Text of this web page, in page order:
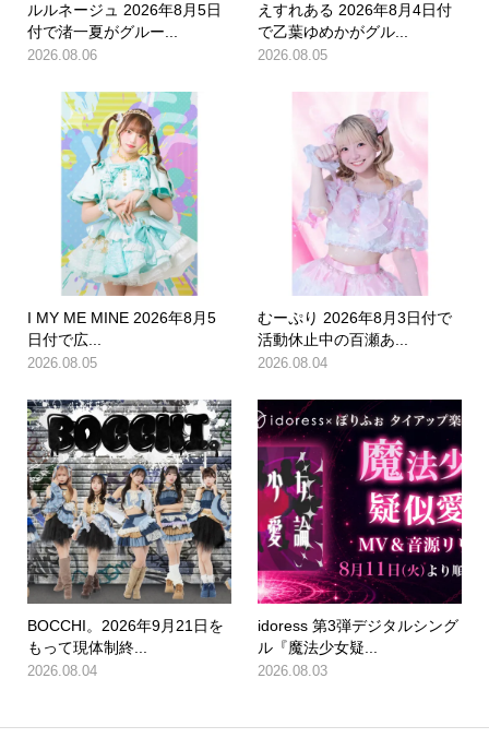
ルルネージュ 2026年8月5日
付で渚一夏がグルー...
2026.08.06
えすれある 2026年8月4日付
で乙葉ゆめかがグル...
2026.08.05
I MY ME MINE 2026年8月5
日付で広...
2026.08.05
むーぷり 2026年8月3日付で
活動休止中の百瀬あ...
2026.08.04
BOCCHI。2026年9月21日を
もって現体制終...
2026.08.04
idoress 第3弾デジタルシング
ル『魔法少女疑...
2026.08.03